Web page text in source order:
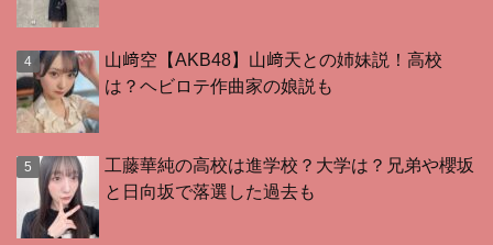
山﨑空【AKB48】山﨑天との姉妹説！高校
は？ヘビロテ作曲家の娘説も
工藤華純の高校は進学校？大学は？兄弟や櫻坂
と日向坂で落選した過去も